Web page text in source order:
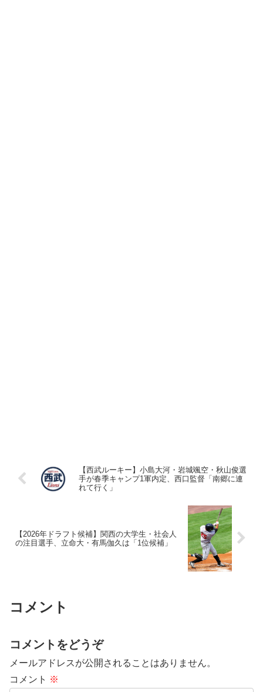
【西武ルーキー】小島大河・岩城颯空・秋山俊選
手が春季キャンプ1軍内定、西口監督「南郷に連
れて行く」
【2026年ドラフト候補】関西の大学生・社会人
の注目選手、立命大・有馬伽久は「1位候補」
コメント
コメントをどうぞ
メールアドレスが公開されることはありません。
コメント ※